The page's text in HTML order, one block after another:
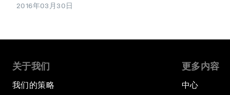
2016年03月30日
关于我们
我们的策略
更多内容
中心